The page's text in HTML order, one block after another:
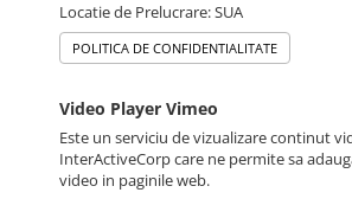
Locatie de Prelucrare: SUA
POLITICA DE CONFIDENTIALITATE
Video Player Vimeo
Este un serviciu de vizualizare continut
InterActiveCorp care ne permite sa
video in paginile web.